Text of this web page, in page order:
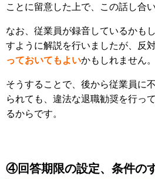
ことに留意した上で、この話し合
なお、従業員が録音しているかも
すように解説を行いましたが、反
っておいてもよいかもしれません。
そうすることで、後から従業員に
られても、違法な退職勧奨を行っ
るからです。
④回答期限の設定、条件の